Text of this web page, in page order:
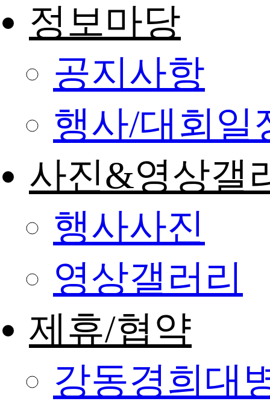
정보마당
공지사항
행사/대회일
사진&영상갤
행사사진
영상갤러리
제휴/협약
강동경희대